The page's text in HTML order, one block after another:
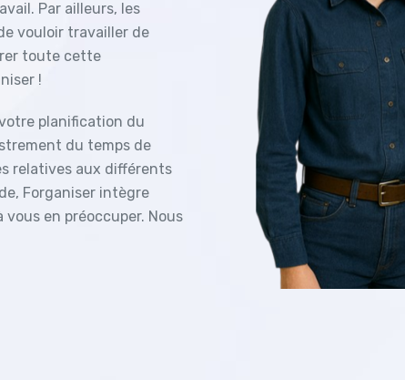
Par ailleurs, les
vouloir travailler de
toute cette
!
planification du
du temps de
relatives aux différents
Forganiser intègre
vous en préoccuper. Nous